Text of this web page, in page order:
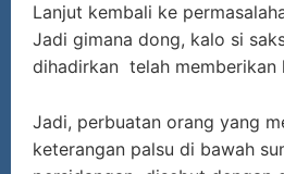
Lanjut kembali ke
Jadi gimana dong, kalo si
dihadirkan telah memberikan
Jadi, perbuatan orang yang
keterangan palsu di bawah